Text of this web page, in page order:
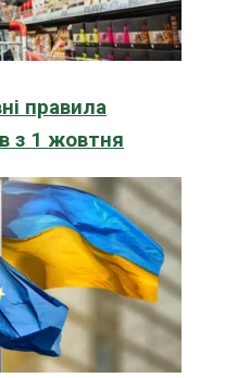
правила
з 1 жовтня